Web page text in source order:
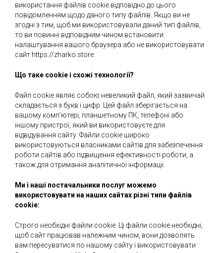
використання файлів cookie відповідно до цього
повідомленням щодо даного типу файлів. Якщо ви не
згодні з тим, щоб ми використовували даний тип файлів,
то ви повинні відповідним чином встановити
налаштування вашого браузера або не використовувати
сайт https://zharko.store.
Що таке cookie і схожі технології?
Файл cookie являє собою невеликий файл, який зазвичай
складається з букв і цифр. Цей файл зберігається на
вашому комп’ютері, планшетному ПК, телефоні або
іншому пристрої, який ви використовуєте для
відвідування сайту. Файли cookie широко
використовуються власниками сайтів для забезпечення
роботи сайтів або підвищення ефективності роботи, а
також для отримання аналітичної інформації.
Ми і наші постачальники послуг можемо
використовувати на наших сайтах різні типи файлів
cookie:
Строго необхідні файли cookie. Ці файли cookie необхідні,
щоб сайт працював належним чином, вони дозволять
вам пересуватися по нашому сайту і використовувати